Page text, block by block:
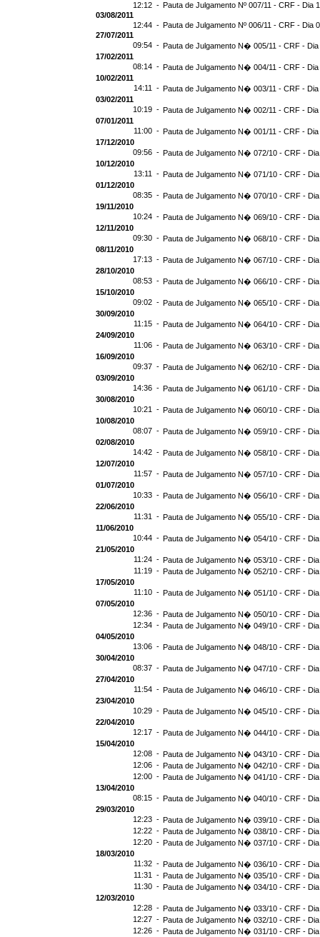
12:12 - Pauta de Julgamento Nº 007/11 - CRF - Dia
03/08/2011
12:44 - Pauta de Julgamento Nº 006/11 - CRF - Dia
27/07/2011
09:54 - Pauta de Julgamento N� 005/11 - CRF - Dia
17/02/2011
08:14 - Pauta de Julgamento N� 004/11 - CRF - Dia
10/02/2011
14:11 - Pauta de Julgamento N� 003/11 - CRF - Dia
03/02/2011
10:19 - Pauta de Julgamento N� 002/11 - CRF - Dia
07/01/2011
11:00 - Pauta de Julgamento N� 001/11 - CRF - Dia
17/12/2010
09:56 - Pauta de Julgamento N� 072/10 - CRF -
10/12/2010
13:11 - Pauta de Julgamento N� 071/10 - CRF -
01/12/2010
08:35 - Pauta de Julgamento N� 070/10 - CRF -
19/11/2010
10:24 - Pauta de Julgamento N� 069/10 - CRF - Dia
12/11/2010
09:30 - Pauta de Julgamento N� 068/10 - CRF - Dia
08/11/2010
17:13 - Pauta de Julgamento N� 067/10 - CRF - Dia
28/10/2010
08:53 - Pauta de Julgamento N� 066/10 - CRF - Dia
15/10/2010
09:02 - Pauta de Julgamento N� 065/10 - CRF -
30/09/2010
11:15 - Pauta de Julgamento N� 064/10 - CRF -
24/09/2010
11:06 - Pauta de Julgamento N� 063/10 - CRF -
16/09/2010
09:37 - Pauta de Julgamento N� 062/10 - CRF -
03/09/2010
14:36 - Pauta de Julgamento N� 061/10 - CRF -
30/08/2010
10:21 - Pauta de Julgamento N� 060/10 - CRF -
10/08/2010
08:07 - Pauta de Julgamento N� 059/10 - CRF -
02/08/2010
14:42 - Pauta de Julgamento N� 058/10 - CRF -
12/07/2010
11:57 - Pauta de Julgamento N� 057/10 - CRF -
01/07/2010
10:33 - Pauta de Julgamento N� 056/10 - CRF -
22/06/2010
11:31 - Pauta de Julgamento N� 055/10 - CRF -
11/06/2010
10:44 - Pauta de Julgamento N� 054/10 - CRF -
21/05/2010
11:24 - Pauta de Julgamento N� 053/10 - CRF -
11:19 - Pauta de Julgamento N� 052/10 - CRF -
17/05/2010
11:10 - Pauta de Julgamento N� 051/10 - CRF -
07/05/2010
12:36 - Pauta de Julgamento N� 050/10 - CRF -
12:34 - Pauta de Julgamento N� 049/10 - CRF - Dia
04/05/2010
13:06 - Pauta de Julgamento N� 048/10 - CRF -
30/04/2010
08:37 - Pauta de Julgamento N� 047/10 - CRF -
27/04/2010
11:54 - Pauta de Julgamento N� 046/10 - CRF -
23/04/2010
10:29 - Pauta de Julgamento N� 045/10 - CRF -
22/04/2010
12:17 - Pauta de Julgamento N� 044/10 - CRF -
15/04/2010
12:08 - Pauta de Julgamento N� 043/10 - CRF -
12:06 - Pauta de Julgamento N� 042/10 - CRF -
12:00 - Pauta de Julgamento N� 041/10 - CRF -
13/04/2010
08:15 - Pauta de Julgamento N� 040/10 - CRF -
29/03/2010
12:23 - Pauta de Julgamento N� 039/10 - CRF -
12:22 - Pauta de Julgamento N� 038/10 - CRF -
12:20 - Pauta de Julgamento N� 037/10 - CRF -
18/03/2010
11:32 - Pauta de Julgamento N� 036/10 - CRF -
11:31 - Pauta de Julgamento N� 035/10 - CRF -
11:30 - Pauta de Julgamento N� 034/10 - CRF -
12/03/2010
12:28 - Pauta de Julgamento N� 033/10 - CRF -
12:27 - Pauta de Julgamento N� 032/10 - CRF -
12:26 - Pauta de Julgamento N� 031/10 - CRF -